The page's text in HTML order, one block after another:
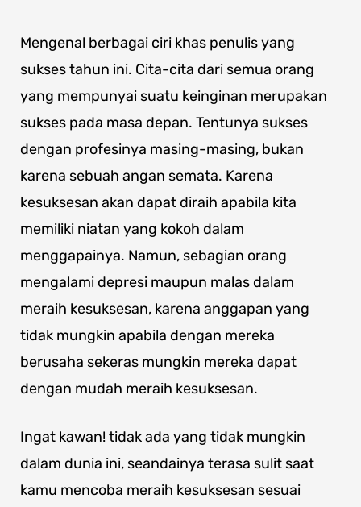
Mengenal berbagai ciri khas penulis yang
sukses tahun ini. Cita-cita dari semua orang
yang mempunyai suatu keinginan merupakan
sukses pada masa depan. Tentunya sukses
dengan profesinya masing-masing, bukan
karena sebuah angan semata. Karena
kesuksesan akan dapat diraih apabila kita
memiliki niatan yang kokoh dalam
menggapainya. Namun, sebagian orang
mengalami depresi maupun malas dalam
meraih kesuksesan, karena anggapan yang
tidak mungkin apabila dengan mereka
berusaha sekeras mungkin mereka dapat
dengan mudah meraih kesuksesan.
Ingat kawan! tidak ada yang tidak mungkin
dalam dunia ini, seandainya terasa sulit saat
kamu mencoba meraih kesuksesan sesuai